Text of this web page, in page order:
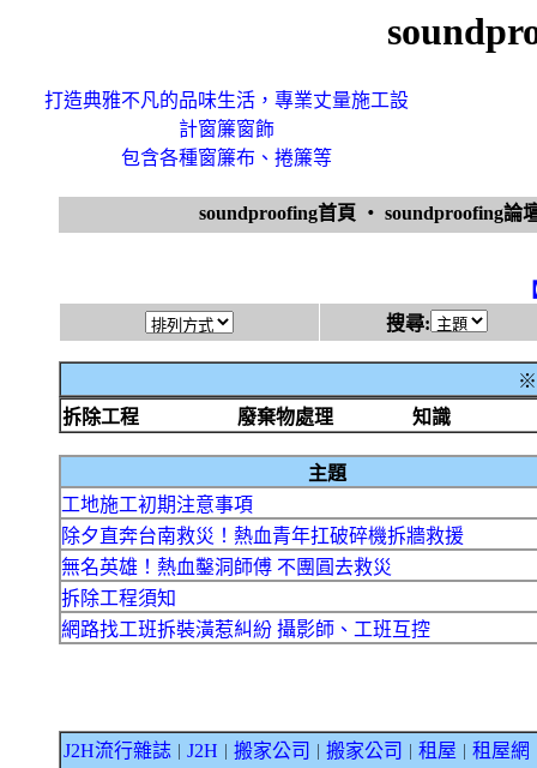
打造典雅不凡的品味生活，專業丈量施工設
計窗簾窗飾
包含各種窗簾布、捲簾等
soundproofing首頁 ‧ soundproofing論
搜尋:
※
拆除工程
廢棄物處理 知識
主題
工地施工初期注意事項
除夕直奔台南救災！熱血青年扛破碎機拆牆救援
無名英雄！熱血鑿洞師傅 不團圓去救災
拆除工程須知
網路找工班拆裝潢惹糾紛 攝影師、工班互控
J2H流行雜誌 J2H 搬家公司 搬家公司 租屋 租屋網